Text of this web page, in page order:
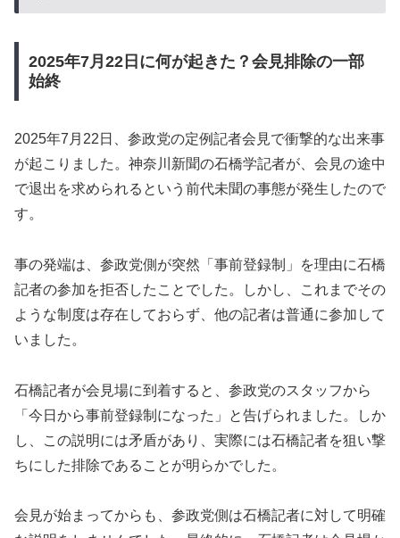
2025年7月22日に何が起きた？会見排除の一部
始終
2025年7月22日、参政党の定例記者会見で衝撃的な出来事
が起こりました。神奈川新聞の石橋学記者が、会見の途中
で退出を求められるという前代未聞の事態が発生したので
す。
事の発端は、参政党側が突然「事前登録制」を理由に石橋
記者の参加を拒否したことでした。しかし、これまでその
ような制度は存在しておらず、他の記者は普通に参加して
いました。
石橋記者が会見場に到着すると、参政党のスタッフから
「今日から事前登録制になった」と告げられました。しか
し、この説明には矛盾があり、実際には石橋記者を狙い撃
ちにした排除であることが明らかでした。
会見が始まってからも、参政党側は石橋記者に対して明確